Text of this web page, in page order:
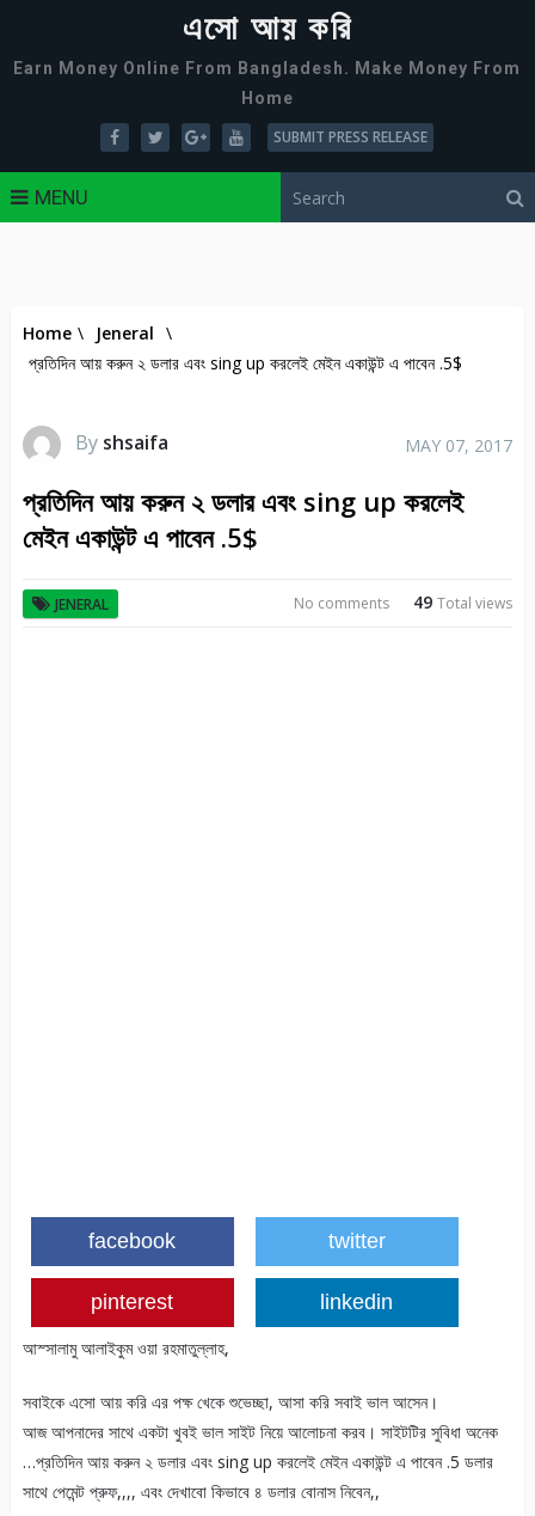
এসো আয় করি
Earn Money Online From Bangladesh. Make Money From
Home
SUBMIT PRESS RELEASE
MENU
Home \ Jeneral \
প্রতিদিন আয় করুন ২ ডলার এবং sing up করলেই মেইন একাউন্ট এ পাবেন .5$
By shsaifa MAY 07, 2017
প্রতিদিন আয় করুন ২ ডলার এবং sing up করলেই
মেইন একাউন্ট এ পাবেন .5$
JENERAL 49Total views
No comments
facebook twitter
pinterest linkedin
আস্সালামু আলাইকুম ওয়া রহমাতুল্লাহ,
সবাইকে এসো আয় করি এর পক্ষ খেকে শুভেচ্ছা, আসা করি সবাই ভাল আসেন।
আজ আপনাদের সাথে একটা খুবই ভাল সাইট নিয়ে আলোচনা করব। সাইটটির সুবিধা অনেক
…প্রতিদিন আয় করুন ২ ডলার এবং sing up করলেই মেইন একাউন্ট এ পাবেন .5 ডলার
সাথে পেমেন্ট প্রুফ,,,, এবং দেখাবো কিভাবে ৪ ডলার বোনাস নিবেন,,